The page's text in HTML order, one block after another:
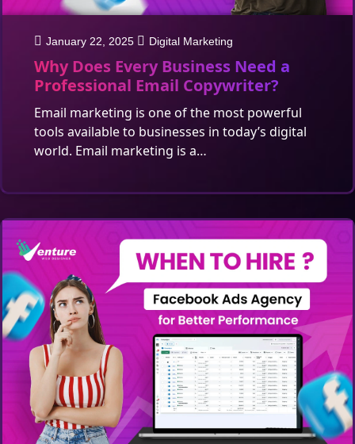
January 22, 2025 Digital Marketing
Why Does Every Business Need a
Professional Email Copywriter?
Email marketing is one of the most powerful
tools available to businesses in today’s digital
world. Email marketing is a…